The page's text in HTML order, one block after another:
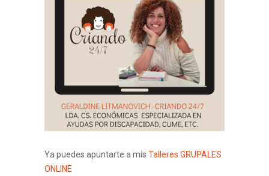
Ya puedes apuntarte a mis Talleres GRUPALES
ONLINE